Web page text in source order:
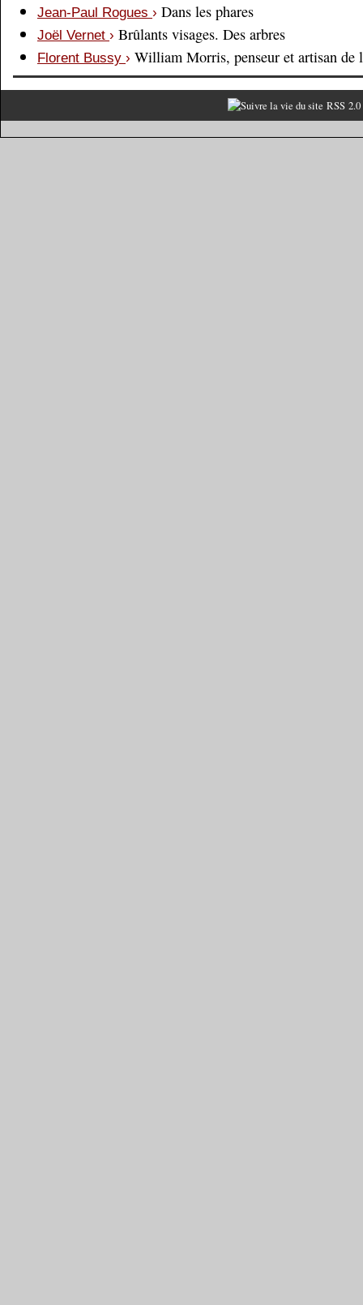
Jean-Paul Rogues › Dans les phares
Joël Vernet › Brûlants visages. Des arbres
Florent Bussy › William Morris, penseur et artisan de
RSS 2.0